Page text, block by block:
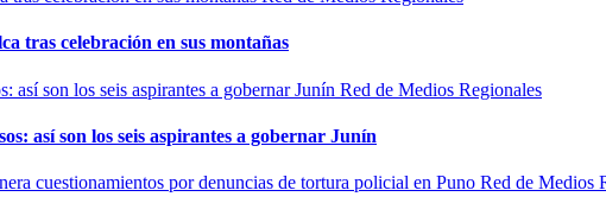
tras celebración en sus montañas
Red de Medios Regionales
así son los seis aspirantes a gobernar Junín
Red de Medios